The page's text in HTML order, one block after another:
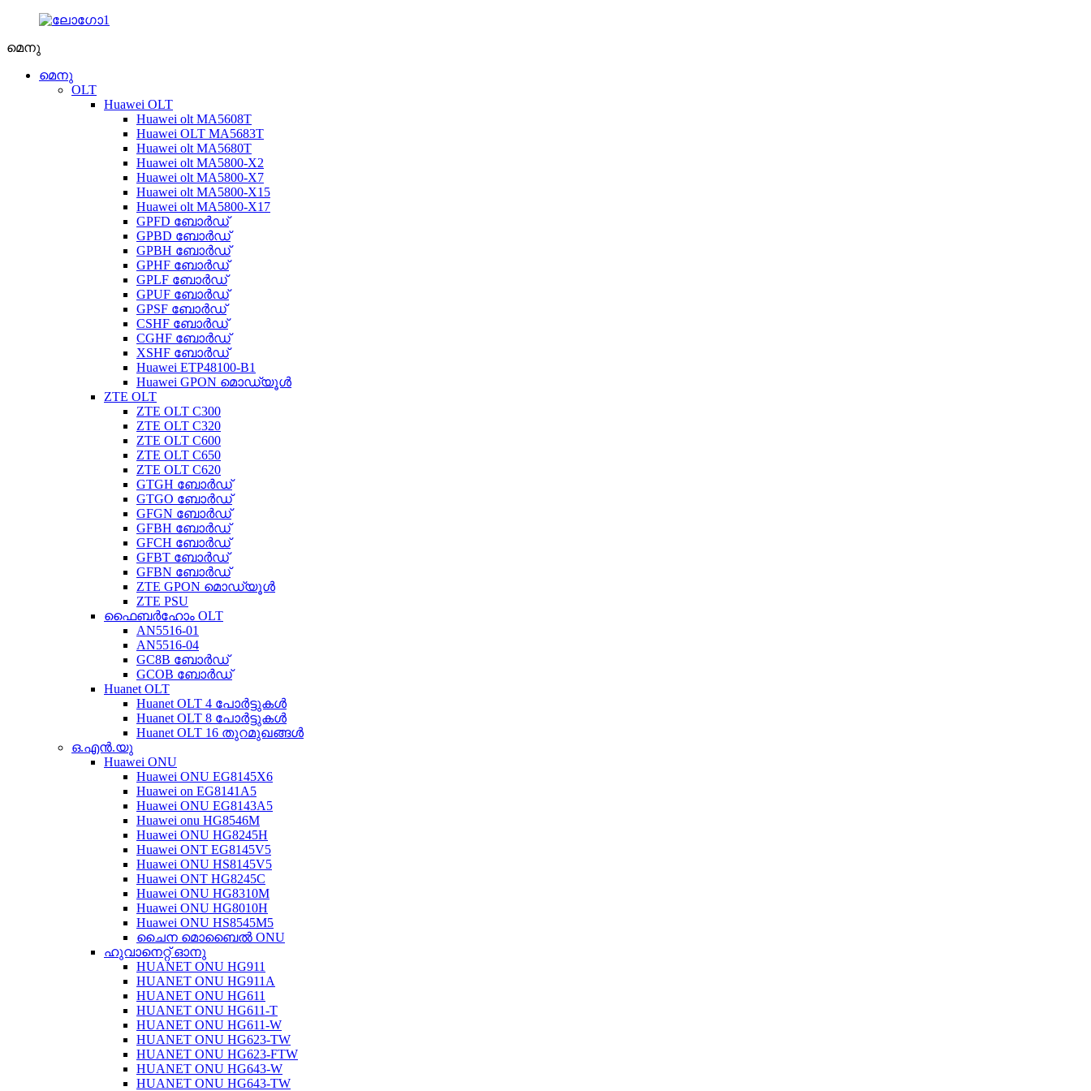
മെനു
മെനു
OLT
Huawei OLT
Huawei olt MA5608T
Huawei OLT MA5683T
Huawei olt MA5680T
Huawei olt MA5800-X2
Huawei olt MA5800-X7
Huawei olt MA5800-X15
Huawei olt MA5800-X17
GPFD ബോർഡ്
GPBD ബോർഡ്
GPBH ബോർഡ്
GPHF ബോർഡ്
GPLF ബോർഡ്
GPUF ബോർഡ്
GPSF ബോർഡ്
CSHF ബോർഡ്
CGHF ബോർഡ്
XSHF ബോർഡ്
Huawei ETP48100-B1
Huawei GPON മൊഡ്യൂൾ
ZTE OLT
ZTE OLT C300
ZTE OLT C320
ZTE OLT C600
ZTE OLT C650
ZTE OLT C620
GTGH ബോർഡ്
GTGO ബോർഡ്
GFGN ബോർഡ്
GFBH ബോർഡ്
GFCH ബോർഡ്
GFBT ബോർഡ്
GFBN ബോർഡ്
ZTE GPON മൊഡ്യൂൾ
ZTE PSU
ഫൈബർഹോം OLT
AN5516-01
AN5516-04
GC8B ബോർഡ്
GCOB ബോർഡ്
Huanet OLT
Huanet OLT 4 പോർട്ടുകൾ
Huanet OLT 8 പോർട്ടുകൾ
Huanet OLT 16 തുറമുഖങ്ങൾ
ഒ.എൻ.യു
Huawei ONU
Huawei ONU EG8145X6
Huawei on EG8141A5
Huawei ONU EG8143A5
Huawei onu HG8546M
Huawei ONU HG8245H
Huawei ONT EG8145V5
Huawei ONU HS8145V5
Huawei ONT HG8245C
Huawei ONU HG8310M
Huawei ONU HG8010H
Huawei ONU HS8545M5
ചൈന മൊബൈൽ ONU
ഹുവാനെറ്റ് ഓനു
HUANET ONU HG911
HUANET ONU HG911A
HUANET ONU HG611
HUANET ONU HG611-T
HUANET ONU HG611-W
HUANET ONU HG623-TW
HUANET ONU HG623-FTW
HUANET ONU HG643-W
HUANET ONU HG643-TW